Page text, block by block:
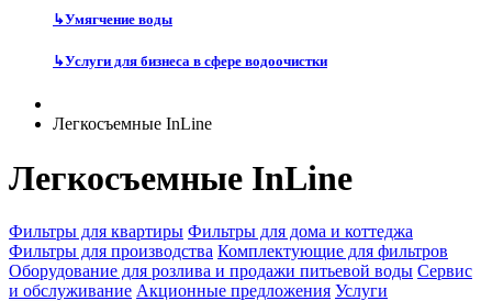
↳Умягчение воды
↳Услуги для бизнеса в сфере водоочистки
Легкосъемные InLine
Легкосъемные InLine
Фильтры для квартиры Фильтры для дома и коттеджа
Фильтры для производства Комплектующие для фильтров
Оборудование для розлива и продажи питьевой воды Сервис
и обслуживание Акционные предложения Услуги